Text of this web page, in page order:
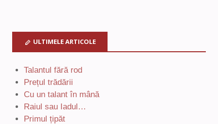
ULTIMELE ARTICOLE
Talantul fără rod
Prețul trădării
Cu un talant în mână
Raiul sau Iadul…
Primul țipăt